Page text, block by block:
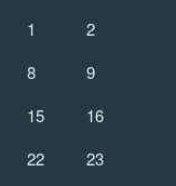
1
2
8
9
15
16
22
23